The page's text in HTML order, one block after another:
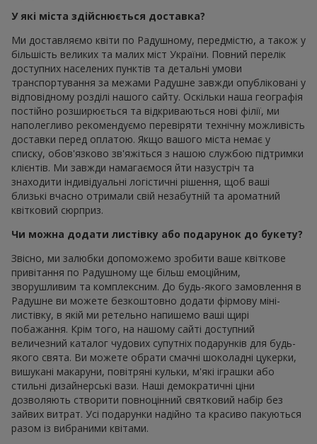
У які міста здійснюється доставка?
Ми доставляємо квіти по Радушному, передмістю, а також у
більшість великих та малих міст України. Повний перелік
доступних населених пунктів та детальні умови
транспортування за межами Радушне завжди опубліковані у
відповідному розділі нашого сайту. Оскільки наша географія
постійно розширюється та відкриваються нові філії, ми
наполегливо рекомендуємо перевіряти технічну можливість
доставки перед оплатою. Якщо вашого міста немає у
списку, обов'язково зв'яжіться з нашою службою підтримки
клієнтів. Ми завжди намагаємося йти назустріч та
знаходити індивідуальні логістичні рішення, щоб ваші
близькі вчасно отримали свій незабутній та ароматний
квітковий сюрприз.
Чи можна додати листівку або подарунок до букету?
Звісно, ми залюбки допоможемо зробити ваше квіткове
привітання по Радушному ще більш емоційним,
зворушливим та комплексним. До будь-якого замовлення в
Радушне ви можете безкоштовно додати фірмову міні-
листівку, в якій ми ретельно напишемо ваші щирі
побажання. Крім того, на нашому сайті доступний
величезний каталог чудових супутніх подарунків для будь-
якого свята. Ви можете обрати смачні шоколадні цукерки,
вишукані макаруни, повітряні кульки, м'які іграшки або
стильні дизайнерські вази. Наші демократичні ціни
дозволяють створити повноцінний святковий набір без
зайвих витрат. Усі подарунки надійно та красиво пакуються
разом із вибраними квітами.